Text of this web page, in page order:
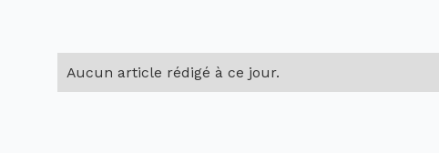
Aucun article rédigé à ce jour.